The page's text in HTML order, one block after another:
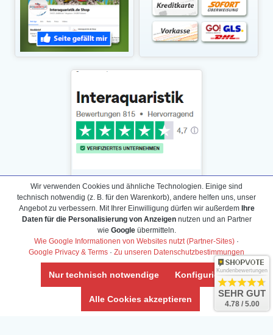
Daten­schutz­erklärung
Widerrufs­recht /Widerrufs­formular
AGB & Info
Impressum
Umwelt und Entsorgung
Vertrag widerrufen
Wir verwenden Cookies und ähnliche Technologien. Einige sind
technisch notwendig (z. B. für den Warenkorb), andere helfen uns, unser
Angebot zu verbessern. Mit Ihrer Einwilligung dürfen wir außerdem Ihre
Daten für die Personalisierung von Anzeigennutzen und an Partner
wie Googleübermitteln.
Wie Google Informationen von Websites nutzt (Partner-Sites) ·
Google Privacy & Terms · Zu unseren Datenschutzbestimmungen
Nur technisch notwendige Konfigurieren
Alle Cookies akzeptieren
Kundenbewertungen
SEHR GUT
4.78 / 5.00